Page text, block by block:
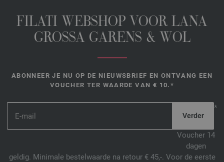
FILATI WEBSHOP VOOR LANA
GROSSA GARENS & WOL
ABONNEER JE NU OP DE NIEUWSBRIEF EN ONTVANG EEN
VOUCHER TER WAARDE VAN € 10.*
*
Voucher 14
dagen
geldig. Minimale bestelwaarde na retour € 45,-. Voor de eerste